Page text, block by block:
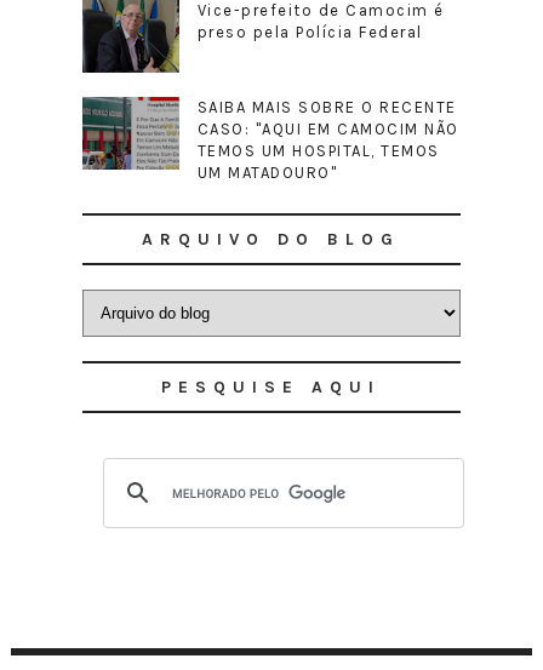
Vice-prefeito de Camocim é
preso pela Polícia Federal
SAIBA MAIS SOBRE O RECENTE
CASO: "AQUI EM CAMOCIM NÃO
TEMOS UM HOSPITAL, TEMOS
UM MATADOURO"
ARQUIVO DO BLOG
PESQUISE AQUI